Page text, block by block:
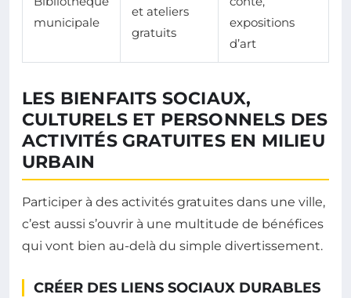
municipale
et ateliers
gratuits
expositions
d’art
LES BIENFAITS SOCIAUX,
CULTURELS ET PERSONNELS DES
ACTIVITÉS GRATUITES EN MILIEU
URBAIN
Participer à des activités gratuites dans une ville,
c’est aussi s’ouvrir à une multitude de bénéfices
qui vont bien au-delà du simple divertissement.
CRÉER DES LIENS SOCIAUX DURABLES